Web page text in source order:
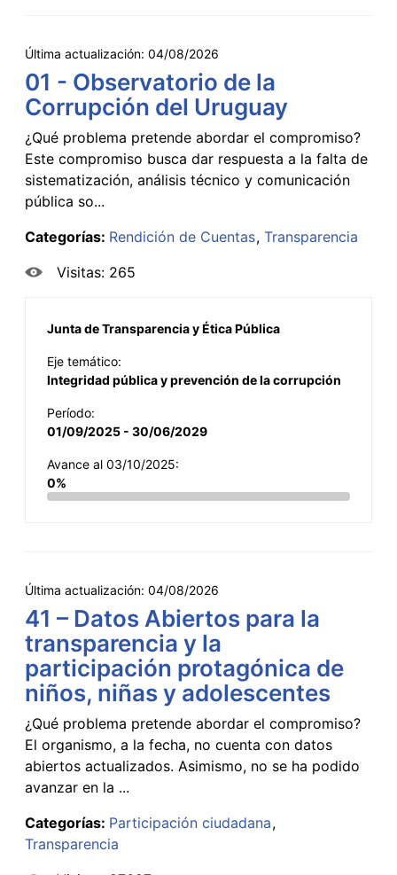
Última actualización: 04/08/2026
01 - Observatorio de la
Corrupción del Uruguay
¿Qué problema pretende abordar el compromiso?
Este compromiso busca dar respuesta a la falta de
sistematización, análisis técnico y comunicación
pública so...
Categorías: Rendición de Cuentas Transparencia
Visitas: 265
Junta de Transparencia y Ética Pública
Eje temático:
Integridad pública y prevención de la corrupción
Período:
01/09/2025 - 30/06/2029
Avance al 03/10/2025:
0%
Última actualización: 04/08/2026
41 – Datos Abiertos para la
transparencia y la
participación protagónica de
niños, niñas y adolescentes
¿Qué problema pretende abordar el compromiso?
El organismo, a la fecha, no cuenta con datos
abiertos actualizados. Asimismo, no se ha podido
avanzar en la ...
Categorías: Participación ciudadana
Transparencia